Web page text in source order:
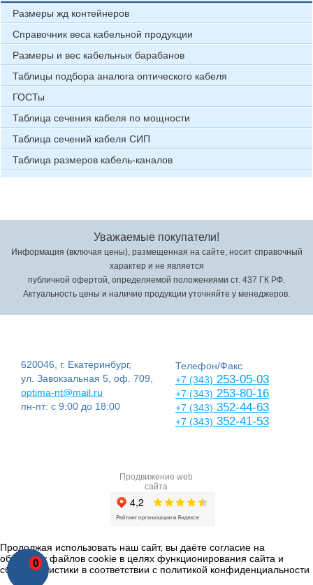
0
Размеры жд контейнеров
Справочник веса кабельной продукции
Размеры и вес кабельных барабанов
Таблицы подбора аналога оптического кабеля
ГОСТы
Таблица сечения кабеля по мощности
Таблица сечений кабеля СИП
Таблица размеров кабель-каналов
Уважаемые покупатели!
Информация (включая цены), размещенная на сайте, носит справочный
характер и не является
публичной офертой, определяемой положениями ст. 437 ГК РФ.
Актуальность цены и наличие продукции уточняйте у менеджеров.
620046, г. Екатеринбург,
ул. Завокзальная 5, оф. 709,
optima-nt@mail.ru
пн-пт: с 9:00 до 18:00
Телефон/Факс
+7 (343) 253-05-03
+7 (343) 253-80-16
+7 (343) 352-44-63
+7 (343) 352-41-53
Продвижение web
сайта
Продолжая использовать наш сайт, вы даёте согласие на
обработку файлов cookie в целях функционирования сайта и
сбора статистики в соответствии с политикой конфиденциальности